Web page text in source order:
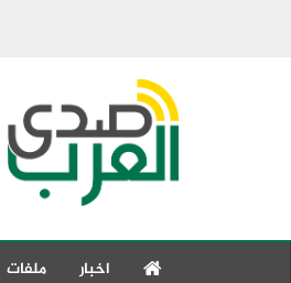
اخبار ملفات